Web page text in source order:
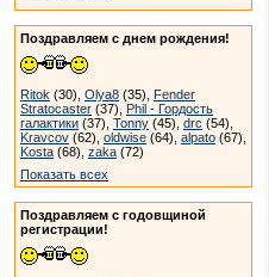
Поздравляем с днем рождения!
Ritok (30), Olya8 (35), Fender
Stratocaster (37), Phil - Гордость
галактики (37), Tonny (45), drc (54),
Kravcov (62), oldwise (64), alpato (67),
Kosta (68), zaka (72)
Показать всех
Поздравляем с годовщиной
регистрации!